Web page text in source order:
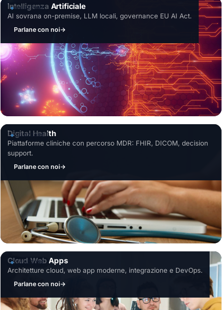
SOLUZIONE
Intelligenza Artificiale
AI sovrana on-premise, LLM locali, governance EU AI Act.
Parlane con noi→
SOLUZIONE
Digital Health
Piattaforme cliniche con percorso MDR: FHIR, DICOM, decision
support.
Parlane con noi→
SOLUZIONE
Cloud Web Apps
Architetture cloud, web app moderne, integrazione e DevOps.
Parlane con noi→